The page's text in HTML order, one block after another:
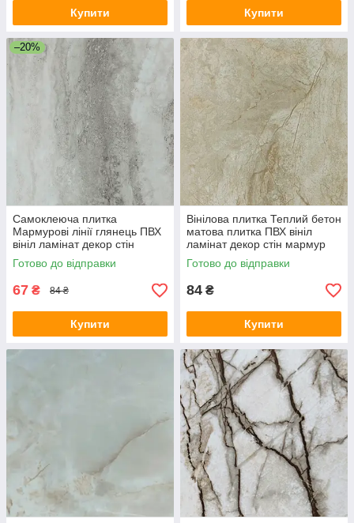
Купити Купити
–20%
Самоклеюча плитка
Мармурові лінії глянець ПВХ
вініл ламінат декор стін
мармур 30х60 см СВП-115-
ГЛ SW-00000504
Готово до відправки
67 ₴ 84 ₴
Купити
Вінілова плитка Теплий бетон
матова плитка ПВХ вініл
ламінат декор стін мармур
30х60 см СВП-116-М SW-
00000505
Готово до відправки
84 ₴
Купити